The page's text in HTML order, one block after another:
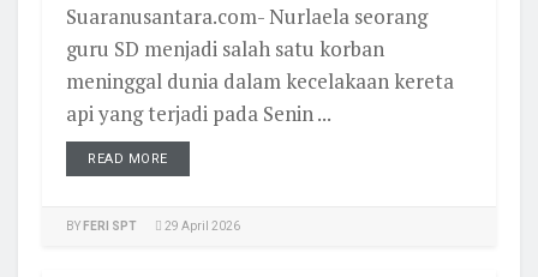
Suaranusantara.com- Nurlaela seorang
guru SD menjadi salah satu korban
meninggal dunia dalam kecelakaan kereta
api yang terjadi pada Senin ...
READ MORE
BY FERI SPT 29 April 2026